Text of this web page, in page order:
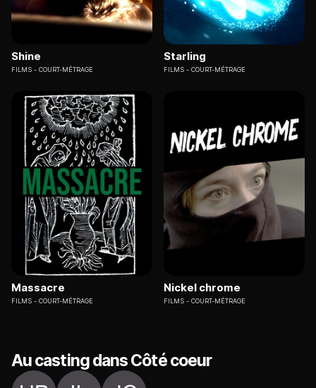
Shine
FILMS COURT-MÉTRAGE
Starling
FILMS COURT-MÉTRAGE
Massacre
FILMS COURT-MÉTRAGE
Nickel chrome
FILMS COURT-MÉTRAGE
Au casting dans Côté coeur